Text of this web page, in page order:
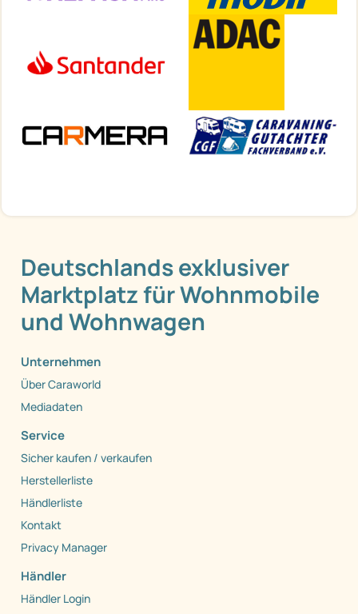
Deutschlands exklusiver
Marktplatz für Wohnmobile
und Wohnwagen
Unternehmen
Über Caraworld
Mediadaten
Service
Sicher kaufen / verkaufen
Herstellerliste
Händlerliste
Kontakt
Privacy Manager
Händler
Händler Login